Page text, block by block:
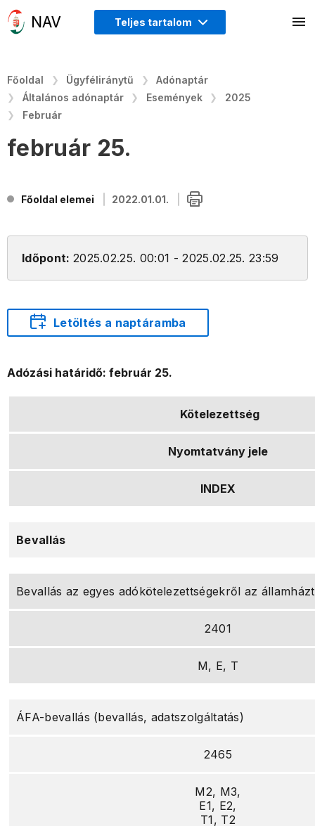
Teljes tartalom
Főoldal Ügyféliránytű
Adónaptár
Általános adónaptár
Események
2025
Február
február 25.
Főoldal elemei 2022.01.01.
Időpont: 2025.02.25. 00:01 - 2025.02.25. 23:59
Letöltés a naptáramba
Adózási határidő: február 25.
Kötelezettség
Nyomtatvány jele
INDEX
Bevallás
Bevallás az egyes adókötelezettségekről az
2401
M, E, T
ÁFA-bevallás (bevallás, adatszolgáltatás)
2465
M2, M3,
E1, E2,
T1, T2